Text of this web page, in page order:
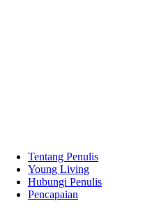
Tentang Penulis
Young Living
Hubungi Penulis
Pencapaian